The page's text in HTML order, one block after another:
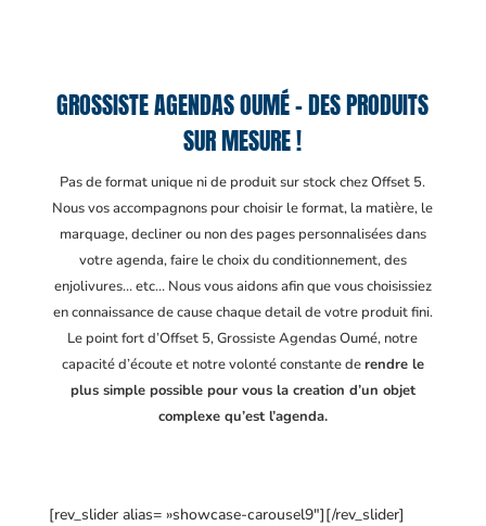
GROSSISTE AGENDAS OUMÉ – DES PRODUITS
SUR MESURE !
Pas de format unique ni de produit sur stock chez Offset 5.
Nous vos accompagnons pour choisir le format, la matière, le
marquage, decliner ou non des pages personnalisées dans
votre agenda, faire le choix du conditionnement, des
enjolivures… etc… Nous vous aidons afin que vous choisissiez
en connaissance de cause chaque detail de votre produit fini.
Le point fort d’Offset 5, Grossiste Agendas Oumé, notre
capacité d’écoute et notre volonté constante derendre le
plus simple possible pour vous la creation d’un objet
complexe qu’est l’agenda.
[rev_slider alias= »showcase-carousel9″][/rev_slider]